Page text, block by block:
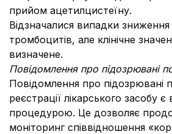
прийом ацетилцистеїну.
Відзначалися випадки зниження
тромбоцитів, але клінічне
визначене.
Повідомлення про підозрювані
Повідомлення про підозрювані
реєстрації лікарського засобу
процедурою. Це дозволяє
моніторинг співвідношення